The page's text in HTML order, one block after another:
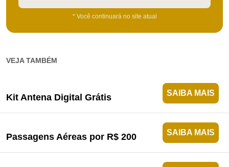
* Você continuará no site atual
VEJA TAMBÉM
Kit Antena Digital Grátis SAIBA MAIS
Passagens Aéreas por R$ 200 SAIBA MAIS